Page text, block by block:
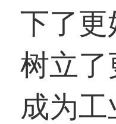
下了更
树立了
成为